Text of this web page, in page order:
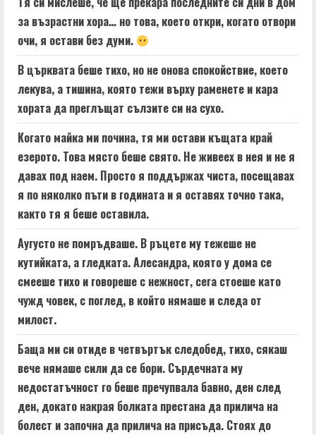
за възрастни хора… но това, което откри, когато отвори
очи, я остави без думи.
В църквата беше тихо, но не онова спокойствие, което
лекува, а тишина, която тежи върху раменете и кара
хората да преглъщат сълзите си на сухо.
Когато майка ми почина, тя ми остави къщата край
езерото. Това място беше свято. Не живеех в нея и не я
давах под наем. Просто я поддържах чиста, посещавах
я по няколко пъти в годината и я оставях точно така,
както тя я беше оставила.
Аугусто не помръдваше. В ръцете му тежеше не
кутийката, а гледката. Алесандра, която у дома се
смееше тихо и говореше с нежност, сега стоеше като
чужд човек, с поглед, в който нямаше и следа от
милост.
Баща ми си отиде в четвъртък следобед, тихо, сякаш
вече нямаше сили да се бори. Сърдечната му
недостатъчност го беше пречупвала бавно, ден след
ден, докато накрая болката престана да прилича на
болест и започна да прилича на присъда. Стоях до